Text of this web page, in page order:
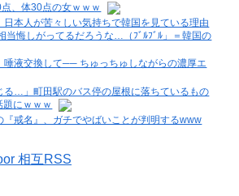
点、体30点の女ｗｗｗ
日本人が苦々しい気持ちで韓国を見ている理由
悔しがってるだろうな…（ﾌﾞﾙﾌﾞﾙ」＝韓国の
唾液交換して── ちゅっちゅしながらの濃厚エ
る…」町田駅のバス停の屋根に落ちているもの
題にｗｗｗ
『戒名』、ガチでやばいことが判明するwww
相互RSS